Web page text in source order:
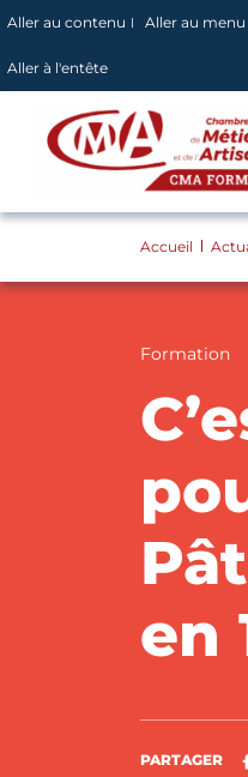
Panneau de gestion des
Aller au contenu Aller au menu
Aller à l'entête
Accueil
Formation
en
PARTAGER